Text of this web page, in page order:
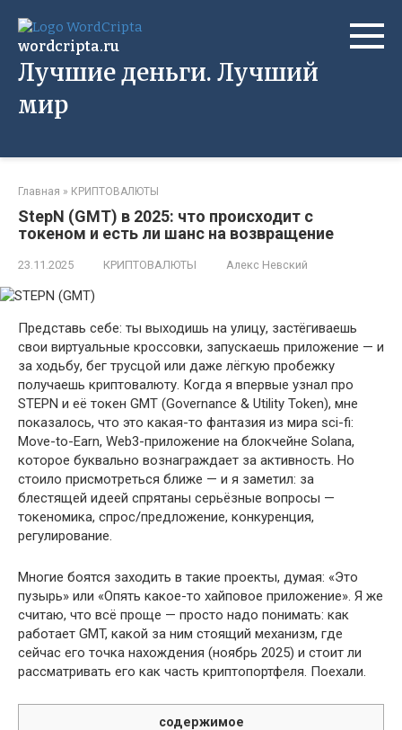
контенту
wordcripta.ru
Лучшие деньги. Лучший
мир
Главная » КРИПТОВАЛЮТЫ
StepN (GMT) в 2025: что происходит с
токеном и есть ли шанс на возвращение
23.11.2025 КРИПТОВАЛЮТЫ Алекс Невский
Представь себе: ты выходишь на улицу, застёгиваешь
свои виртуальные кроссовки, запускаешь приложение — и
за ходьбу, бег трусцой или даже лёгкую пробежку
получаешь криптовалюту. Когда я впервые узнал про
STEPN и её токен GMT (Governance & Utility Token), мне
показалось, что это какая-то фантазия из мира sci-fi:
Move-to-Earn, Web3-приложение на блокчейне Solana,
которое буквально вознаграждает за активность. Но
стоило присмотреться ближе — и я заметил: за
блестящей идеей спрятаны серьёзные вопросы —
токеномика, спрос/предложение, конкуренция,
регулирование.
Многие боятся заходить в такие проекты, думая: «Это
пузырь» или «Опять какое-то хайповое приложение». Я же
считаю, что всё проще — просто надо понимать: как
работает GMT, какой за ним стоящий механизм, где
сейчас его точка нахождения (ноябрь 2025) и стоит ли
рассматривать его как часть криптопортфеля. Поехали.
содержимое